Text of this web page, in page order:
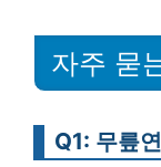
자주 묻
Q1: 무릎